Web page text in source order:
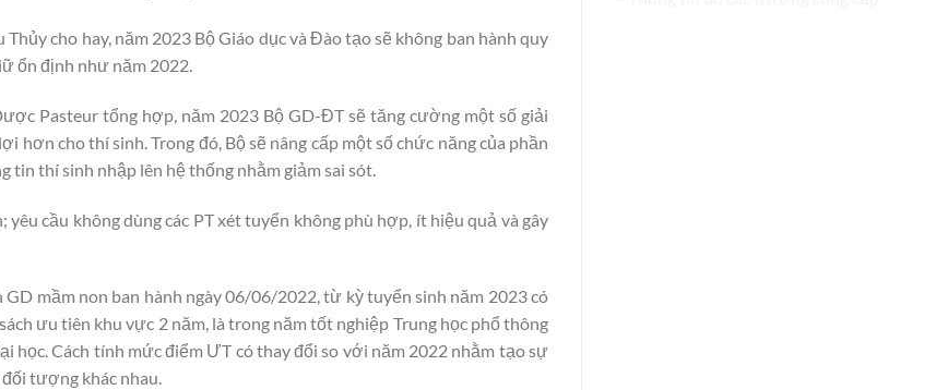
cho hay, năm 2023 Bộ Giáo dục và Đào tạo sẽ không ban hành quy
ổn định như năm 2022.
Pasteur tổng hợp, năm 2023 Bộ GD-ĐT sẽ tăng cường một số giải
cho thí sinh. Trong đó, Bộ sẽ nâng cấp một số chức năng của phần
thí sinh nhập lên hệ thống nhằm giảm sai sót.
cầu không dùng các PT xét tuyển không phù hợp, ít hiệu quả và gây
mầm non ban hành ngày 06/06/2022, từ kỳ tuyển sinh năm 2023 có
ưu tiên khu vực 2 năm, là trong năm tốt nghiệp Trung học phổ thông
học. Cách tính mức điểm ƯT có thay đổi so với năm 2022 nhằm tạo sự
tượng khác nhau.